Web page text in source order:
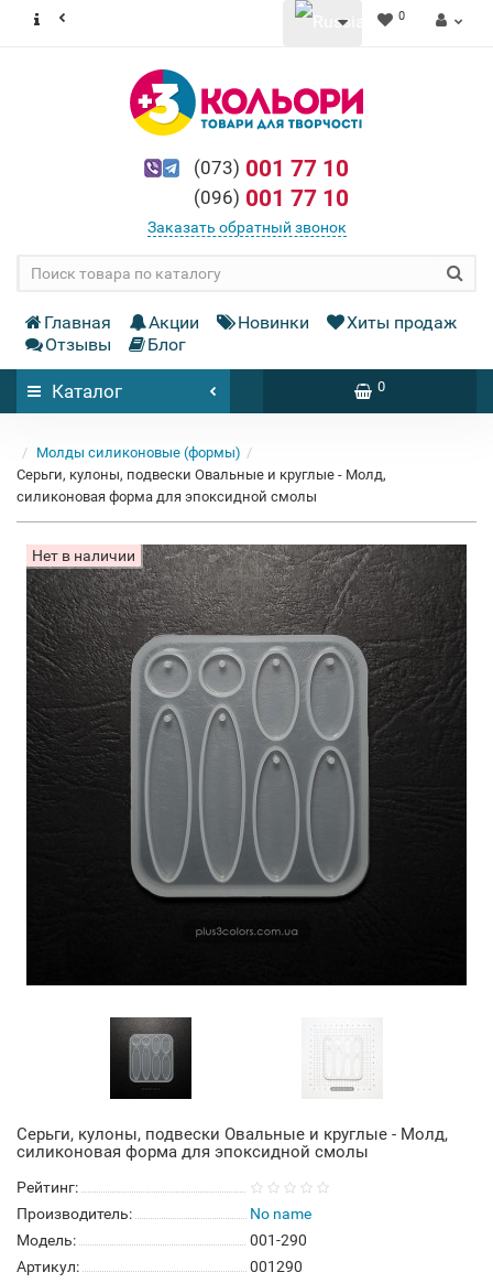
0
(073) 001 77 10
(096) 001 77 10
Заказать обратный звонок
Главная Акции Новинки
Хиты продаж
Отзывы
Блог
Каталог 0
Молды силиконовые (формы)
Серьги, кулоны, подвески Овальные и круглые - Молд,
силиконовая форма для эпоксидной смолы
Нет в наличии
Серьги, кулоны, подвески Овальные и круглые - Молд,
силиконовая форма для эпоксидной смолы
Рейтинг:
Производитель:
No name
Модель:
001-290
Артикул:
001290